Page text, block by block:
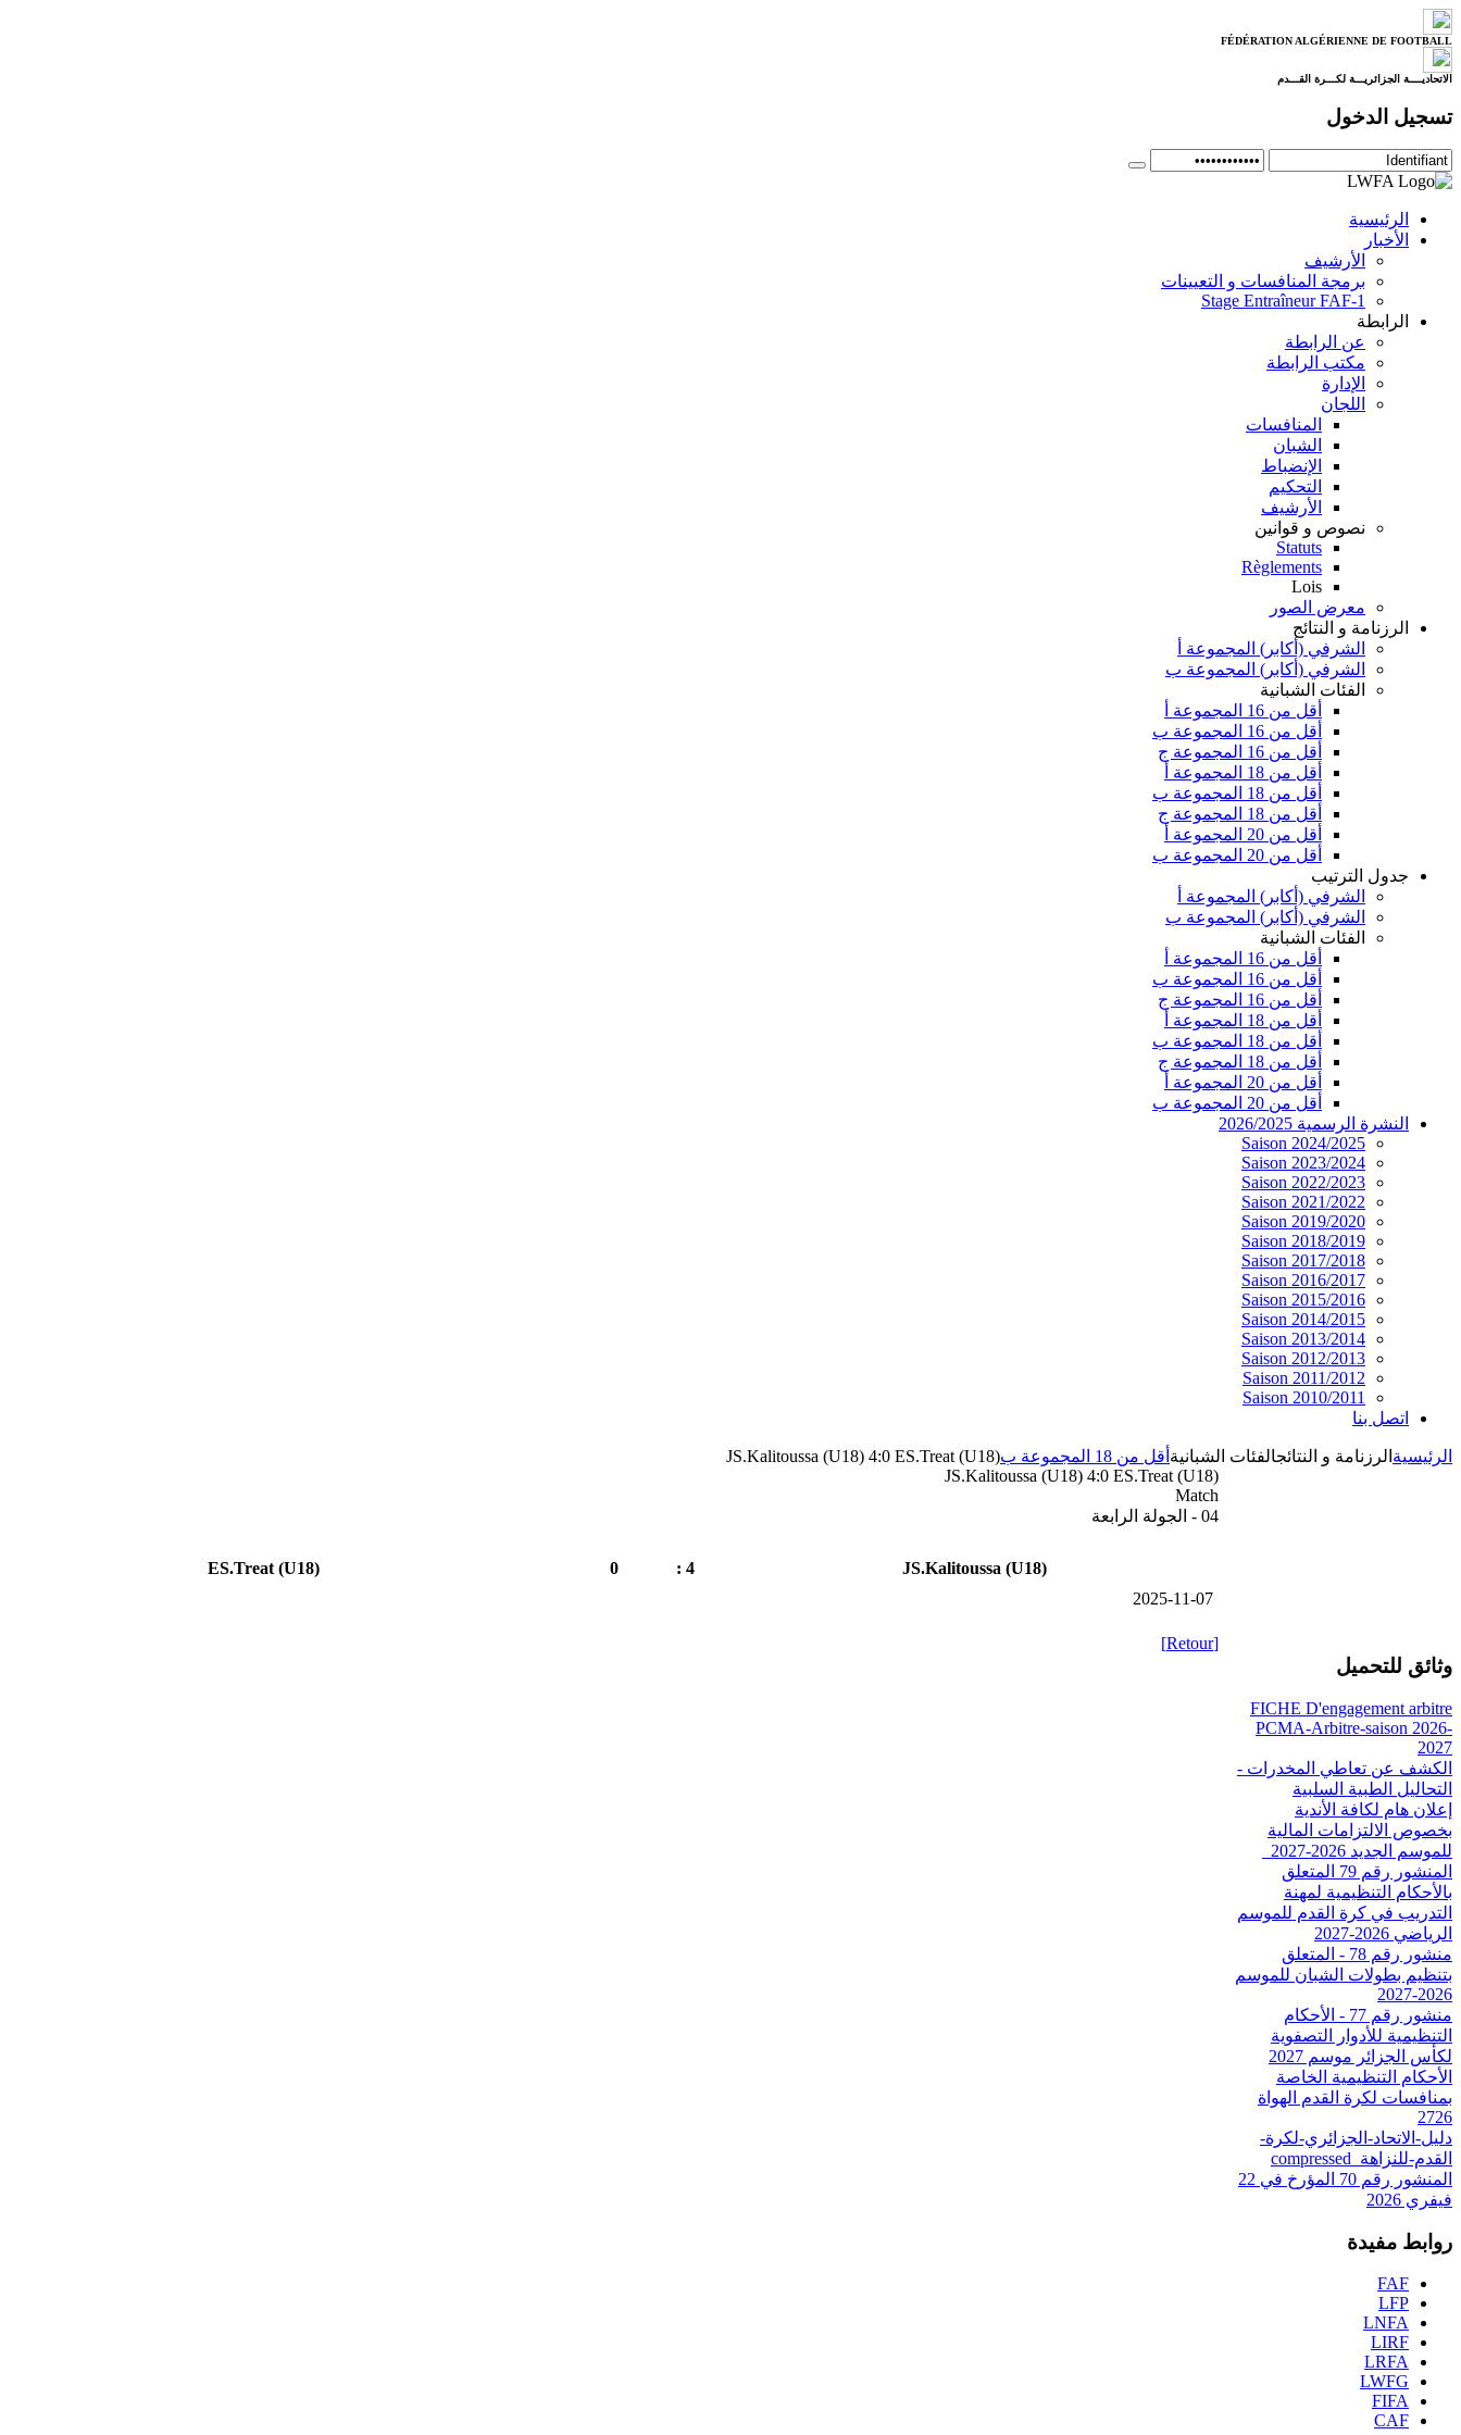
FÉDÉRATION ALGÉRIENNE DE FOOTBALL
الاتحاديــــة الجزائريـــة لكـــرة القـــدم
تسجيل الدخول
الرئيسية
الأخبار
الأرشيف
برمجة المنافسات و التعيينات
Stage Entraîneur FAF-1
الرابطة
عن الرابطة
مكتب الرابطة
الإدارة
اللجان
المنافسات
الشبان
الإنضباط
التحكيم
الأرشيف
نصوص و قوانين
Statuts
Règlements
Lois
معرض الصور
الرزنامة و النتائج
الشرفي (أكابر) المجموعة أ
الشرفي (أكابر) المجموعة ب
الفئات الشبانية
أقل من 16 المجموعة أ
أقل من 16 المجموعة ب
أقل من 16 المجموعة ج
أقل من 18 المجموعة أ
أقل من 18 المجموعة ب
أقل من 18 المجموعة ج
أقل من 20 المجموعة أ
أقل من 20 المجموعة ب
جدول الترتيب
الشرفي (أكابر) المجموعة أ
الشرفي (أكابر) المجموعة ب
الفئات الشبانية
أقل من 16 المجموعة أ
أقل من 16 المجموعة ب
أقل من 16 المجموعة ج
أقل من 18 المجموعة أ
أقل من 18 المجموعة ب
أقل من 18 المجموعة ج
أقل من 20 المجموعة أ
أقل من 20 المجموعة ب
النشرة الرسمية 2026/2025
Saison 2024/2025
Saison 2023/2024
Saison 2022/2023
Saison 2021/2022
Saison 2019/2020
Saison 2018/2019
Saison 2017/2018
Saison 2016/2017
Saison 2015/2016
Saison 2014/2015
Saison 2013/2014
Saison 2012/2013
Saison 2011/2012
Saison 2010/2011
اتصل بنا
الرئيسية الرزنامة و النتائجالفئات الشبانية أقل من 18 المجموعة ب
JS.Kalitoussa (U18) 4:0 ES.Treat (U18)
JS.Kalitoussa (U18) 4:0 ES.Treat (U18)
Match
04 - الجولة الرابعة
JS.Kalitoussa (U18)
4 :
0
ES.Treat (U18)
2025-11-07
[Retour]
وثائق للتحميل
FICHE D'engagement arbitre
PCMA-Arbitre-saison 2026-
2027
الكشف عن تعاطي المخدرات -
التحاليل الطبية السلبية
إعلان هام لكافة الأندية
بخصوص الالتزامات المالية
للموسم الجديد 2026-2027_
المنشور رقم 79 المتعلق
بالأحكام التنظيمية لمهنة
التدريب في كرة القدم للموسم
الرياضي 2026-2027
منشور رقم 78 - المتعلق
بتنظيم بطولات الشبان للموسم
2026-2027
منشور رقم 77 - الأحكام
التنظيمية للأدوار التصفوية
لكأس الجزائر موسم 2027
الأحكام التنظيمية الخاصة
بمنافسات لكرة القدم الهواة
2726
دليل-الاتحاد-الجزائري-لكرة-
القدم-للنزاهة_compressed
المنشور رقم 70 المؤرخ في 22
فيفري 2026
روابط مفيدة
FAF
LFP
LNFA
LIRF
LRFA
LWFG
FIFA
CAF